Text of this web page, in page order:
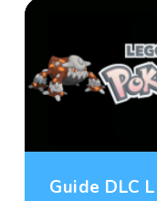
Guide DLC